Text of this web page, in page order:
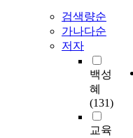
검색량순
가나다순
저자
백성
혜
(131)
교육